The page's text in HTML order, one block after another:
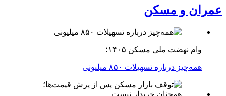
عمران و مسکن
وام نهضت ملی مسکن ۱۴۰۵؛
همه‌چیز درباره تسهیلات ۸۵۰ میلیونی